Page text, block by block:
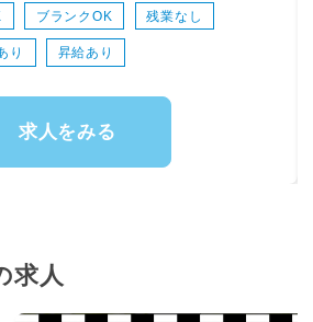
＞
らお散歩、給食、
やつの見守りなど、
ントの企画・実行などの
お願いします。
式
参観
り
ブランクOK 残業なし
り 昇給あり
求人をみる
求人